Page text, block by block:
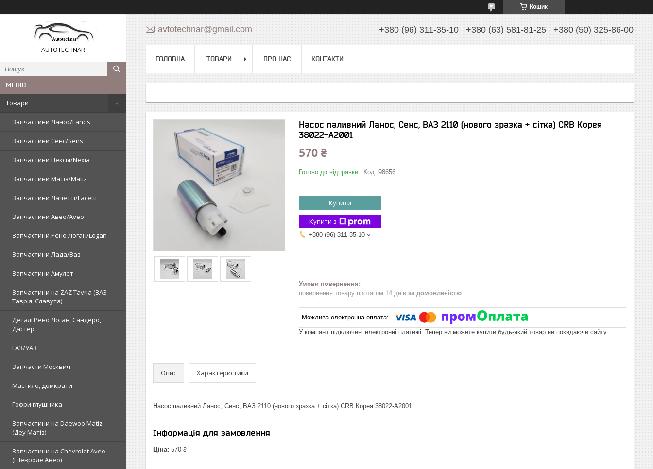
Кошик
AUTOTECHNAR
Товари
Запчастини Ланос/Lanos
Запчастини Сенс/Sens
Запчастини Нексія/Nexia
Запчастини Матіз/Matiz
Запчастини Лачетті/Lacetti
Запчастини Авео/Aveo
Запчастини Рено Логан/Logan
Запчастини Лада/Ваз
Запчастини Амулет
Запчастини на ZAZ Tavria (ЗАЗ
Таврія, Славута)
Деталі Рено Логан, Сандеро,
Дастер.
ГАЗ/УАЗ
Запчасти Москвич
Мастило, домкрати
Гофри глушника
Запчастини на Daewoo Matiz
(Деу Матіз)
Запчастини на Chevrolet Aveo
(Шевроле Авео)
avtotechnar@gmail.com +380 (96) 311-35-10 +380 (63) 581-81-25 +380 (50) 325-86-00
ГОЛОВНА ТОВАРИ ПРО НАС КОНТАКТИ
Насос паливний Ланос, Сенс, ВАЗ 2110 (нового зразка + сітка) CRB Корея
38022-A2001
570 ₴
Готово до відправки Код: 98656
Купити
Купити з
+380 (96) 311-35-10
повернення товару протягом 14 днів за домовленістю
У компанії підключені електронні платежі. Тепер ви можете купити будь-який товар не покидаючи сайту.
Опис Характеристики
Насос паливний Ланос, Сенс, ВАЗ 2110 (нового зразка + сітка) CRB Корея 38022-A2001
Інформація для замовлення
Ціна: 570 ₴